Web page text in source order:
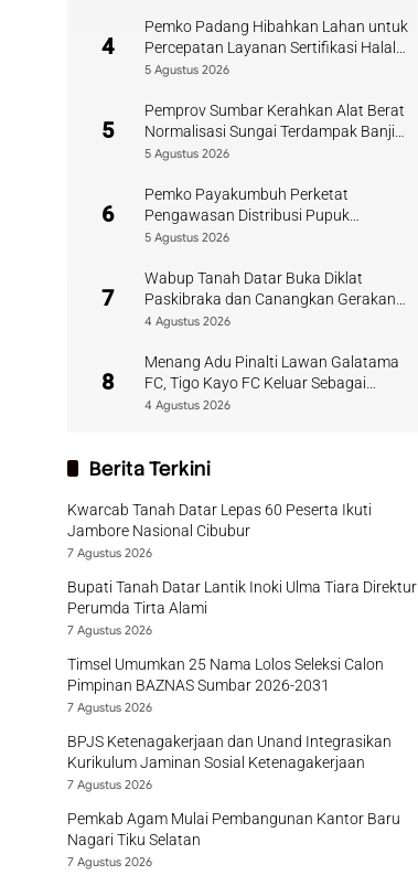
4
Pemko Padang Hibahkan Lahan untuk
Percepatan Layanan Sertifikasi Halal
di Sumbar
5 Agustus 2026
5
Pemprov Sumbar Kerahkan Alat Berat
Normalisasi Sungai Terdampak Banjir
Kuranji
5 Agustus 2026
6
Pemko Payakumbuh Perketat
Pengawasan Distribusi Pupuk
Bersubsidi bagi Petani Lokal
5 Agustus 2026
7
Wabup Tanah Datar Buka Diklat
Paskibraka dan Canangkan Gerakan
Bendera
4 Agustus 2026
8
Menang Adu Pinalti Lawan Galatama
FC, Tigo Kayo FC Keluar Sebagai
Juara Piala Walikota Payakumbuh
4 Agustus 2026
Berita Terkini
Kwarcab Tanah Datar Lepas 60 Peserta Ikuti
Jambore Nasional Cibubur
7 Agustus 2026
Bupati Tanah Datar Lantik Inoki Ulma Tiara Direktur
Perumda Tirta Alami
7 Agustus 2026
Timsel Umumkan 25 Nama Lolos Seleksi Calon
Pimpinan BAZNAS Sumbar 2026-2031
7 Agustus 2026
BPJS Ketenagakerjaan dan Unand Integrasikan
Kurikulum Jaminan Sosial Ketenagakerjaan
7 Agustus 2026
Pemkab Agam Mulai Pembangunan Kantor Baru
Nagari Tiku Selatan
7 Agustus 2026